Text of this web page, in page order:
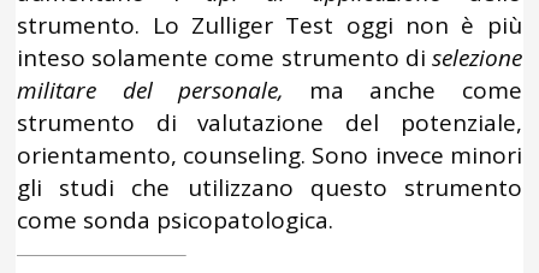
strumento. Lo Zulliger Test oggi non è più
inteso solamente come strumento di selezione
militare del personale, ma anche come
strumento di valutazione del potenziale,
orientamento, counseling. Sono invece minori
gli studi che utilizzano questo strumento
come sonda psicopatologica.